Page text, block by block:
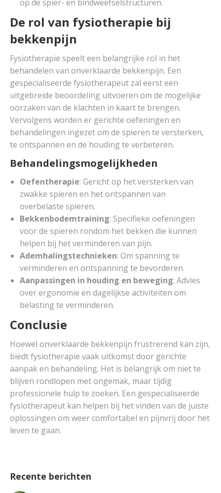
op de spier- en bindweefselstructuren.
De rol van fysiotherapie bij
bekkenpijn
Fysiotherapie speelt een belangrijke rol in het
behandelen van onverklaarde bekkenpijn. Een
gespecialiseerde fysiotherapeut zal eerst een
uitgebreide beoordeling uitvoeren om de mogelijke
oorzaken van de klachten in kaart te brengen.
Vervolgens worden er gerichte oefeningen en
behandelingen ingezet om de spieren te versterken,
te ontspannen en de houding te verbeteren.
Behandelingsmogelijkheden
Oefentherapie: Gericht op het versterken van
zwakke spieren en het ontspannen van
overbelaste spieren.
Bekkenbodemtraining: Specifieke oefeningen
voor de spieren rondom het bekken die kunnen
helpen bij het verminderen van pijn.
Ademhalingstechnieken: Om spanning te
verminderen en ontspanning te bevorderen.
Aanpassingen in houding en beweging: Advies
over ergonomie en dagelijkse activiteiten om
belasting te verminderen.
Conclusie
Hoewel onverklaarde bekkenpijn frustrerend kan zijn,
biedt fysiotherapie vaak uitkomst door gerichte
aanpak en behandeling. Het is belangrijk om niet te
blijven rondlopen met ongemak, maar tijdig
professionele hulp te zoeken. Een gespecialiseerde
fysiotherapeut kan helpen bij het vinden van de juiste
oplossingen om weer comfortabel en pijnvrij door het
leven te gaan.
Recente berichten